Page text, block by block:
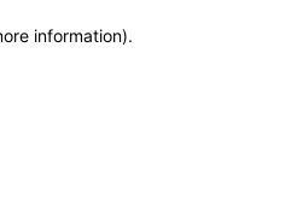
information).